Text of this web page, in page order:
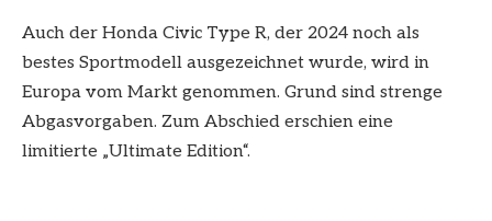
Auch der Honda Civic Type R, der 2024 noch als
bestes Sportmodell ausgezeichnet wurde, wird in
Europa vom Markt genommen. Grund sind strenge
Abgasvorgaben. Zum Abschied erschien eine
limitierte „Ultimate Edition“.